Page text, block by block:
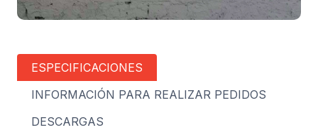
ESPECIFICACIONES
INFORMACIÓN PARA REALIZAR PEDIDOS
DESCARGAS